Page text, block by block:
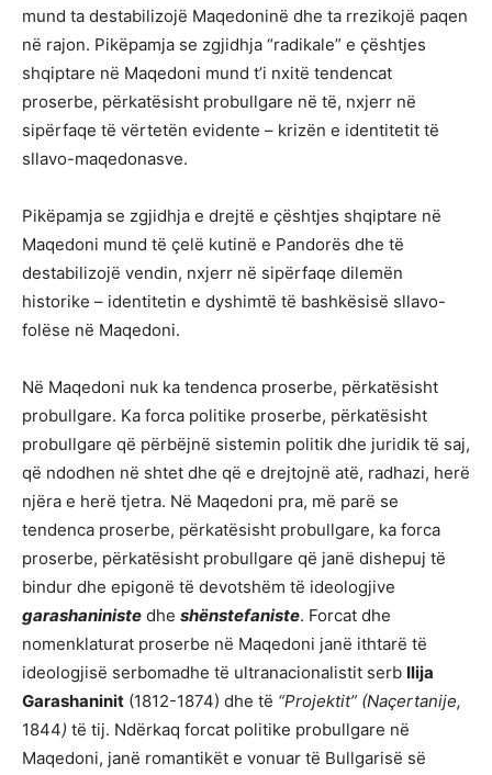
mund ta destabilizojë Maqedoninë dhe ta rrezikojë paqen
në rajon. Pikëpamja se zgjidhja “radikale” e çështjes
shqiptare në Maqedoni mund t’i nxitë tendencat
proserbe, përkatësisht probullgare në të, nxjerr në
sipërfaqe të vërtetën evidente – krizën e identitetit të
sllavo-maqedonasve.
Pikëpamja se zgjidhja e drejtë e çështjes shqiptare në
Maqedoni mund të çelë kutinë e Pandorës dhe të
destabilizojë vendin, nxjerr në sipërfaqe dilemën
historike – identitetin e dyshimtë të bashkësisë sllavo-
folëse në Maqedoni.
Në Maqedoni nuk ka tendenca proserbe, përkatësisht
probullgare. Ka forca politike proserbe, përkatësisht
probullgare që përbëjnë sistemin politik dhe juridik të saj,
që ndodhen në shtet dhe që e drejtojnë atë, radhazi, herë
njëra e herë tjetra. Në Maqedoni pra, më parë se
tendenca proserbe, përkatësisht probullgare, ka forca
proserbe, përkatësisht probullgare që janë dishepuj të
bindur dhe epigonë të devotshëm të ideologjive
garashaniniste dhe shënstefaniste. Forcat dhe
nomenklaturat proserbe në Maqedoni janë ithtarë të
ideologjisë serbomadhe të ultranacionalistit serb Ilija
Garashaninit (1812-1874) dhe të “Projektit” (Naçertanije,
1844) të tij. Ndërkaq forcat politike probullgare në
Maqedoni, janë romantikët e vonuar të Bullgarisë së